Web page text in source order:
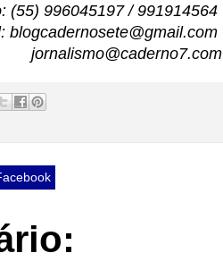
(55) 996045197 / 991914564
blogcadernosete@gmail.com
jornalismo@caderno7.com